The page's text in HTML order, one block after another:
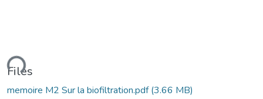
Files
memoire M2 Sur la biofiltration.pdf(3.66 MB)